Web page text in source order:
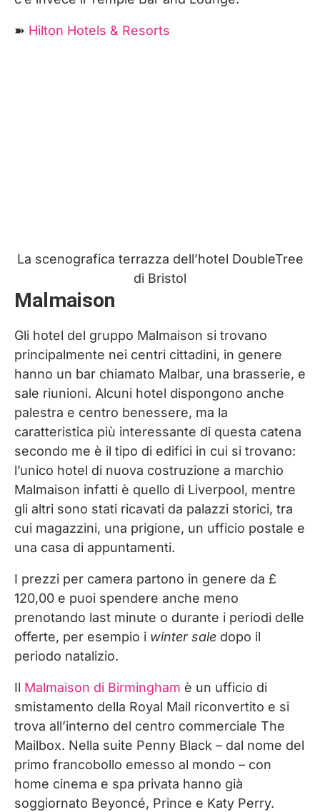
➽ Hilton Hotels & Resorts
La scenografica terrazza dell’hotel DoubleTree
di Bristol
Malmaison
Gli hotel del gruppo Malmaison si trovano
principalmente nei centri cittadini, in genere
hanno un bar chiamato Malbar, una brasserie, e
sale riunioni. Alcuni hotel dispongono anche
palestra e centro benessere, ma la
caratteristica più interessante di questa catena
secondo me è il tipo di edifici in cui si trovano:
l’unico hotel di nuova costruzione a marchio
Malmaison infatti è quello di Liverpool, mentre
gli altri sono stati ricavati da palazzi storici, tra
cui magazzini, una prigione, un ufficio postale e
una casa di appuntamenti.
I prezzi per camera partono in genere da £
120,00 e puoi spendere anche meno
prenotando last minute o durante i periodi delle
offerte, per esempio i winter sale dopo il
periodo natalizio.
Il Malmaison di Birmingham è un ufficio di
smistamento della Royal Mail riconvertito e si
trova all’interno del centro commerciale The
Mailbox. Nella suite Penny Black – dal nome del
primo francobollo emesso al mondo – con
home cinema e spa privata hanno già
soggiornato Beyoncé, Prince e Katy Perry.